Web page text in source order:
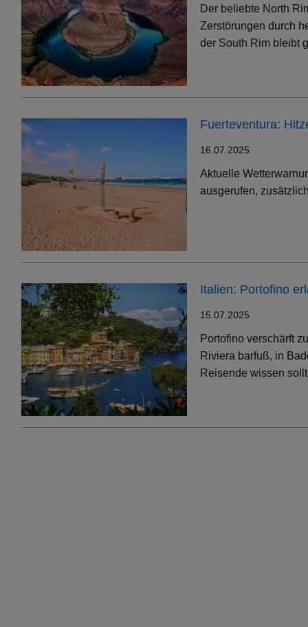
Der beliebte North
Zerstörungen durch
der South Rim bleibt
Fuerteventura:
16.07.2025
Aktuelle
ausgerufen,
Italien: Portofino
15.07.2025
Portofino verschärft
Riviera barfuß, in
Reisende wissen